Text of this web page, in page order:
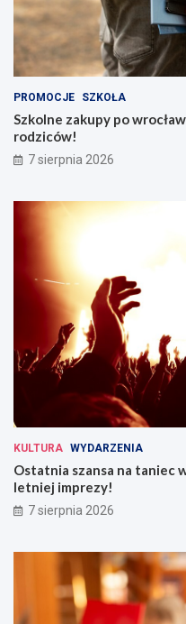
PROMOCJE SZKOŁA
Szkolne zakupy po
rodziców!
7 sierpnia 2026
KULTURA WYDARZENIA
Ostatnia szansa na taniec
letniej imprezy!
7 sierpnia 2026